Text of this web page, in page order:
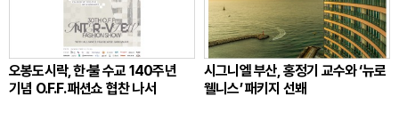
오봉도시락, 한·불 수교 140주년
기념 O.F.F. 패션쇼 협찬 나서
시그니엘 부산, 홍정기 교수와 ‘뉴로
웰니스’ 패키지 선봬